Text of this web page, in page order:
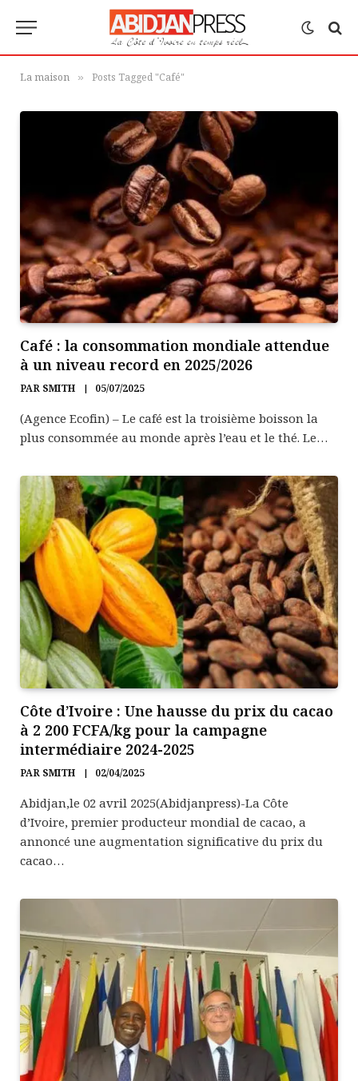
La maison » Posts Tagged "Café"
Café : la consommation mondiale attendue
à un niveau record en 2025/2026
PAR SMITH 05/07/2025
(Agence Ecofin) – Le café est la troisième boisson la
plus consommée au monde après l’eau et le thé. Le…
Côte d’Ivoire : Une hausse du prix du cacao
à 2 200 FCFA/kg pour la campagne
intermédiaire 2024-2025
PAR SMITH 02/04/2025
Abidjan,le 02 avril 2025(Abidjanpress)-La Côte
d’Ivoire, premier producteur mondial de cacao, a
annoncé une augmentation significative du prix du
cacao…